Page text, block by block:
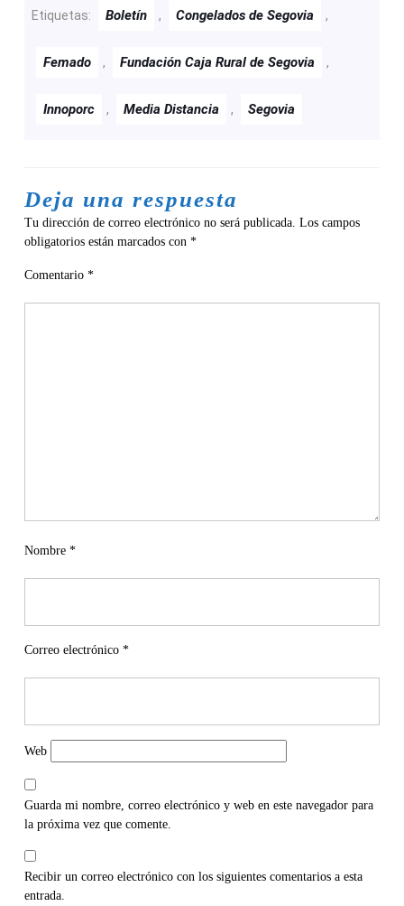
Etiquetas: Boletín , Congelados de Segovia ,
Femado , Fundación Caja Rural de Segovia ,
Innoporc , Media Distancia , Segovia
Deja una respuesta
Tu dirección de correo electrónico no será publicada. Los campos
obligatorios están marcados con *
Comentario *
Nombre *
Correo electrónico *
Web
Guarda mi nombre, correo electrónico y web en este navegador para
la próxima vez que comente.
Recibir un correo electrónico con los siguientes comentarios a esta
entrada.